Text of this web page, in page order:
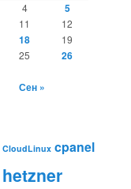
4 5
11
12
18 19
25 26
Сен »
CloudLinux cpanel
hetzner